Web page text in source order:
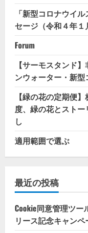
「新型コロナウイ
セージ（令和４年１
Forum
【サーモスタンド
ンウォーター・新
【緑の花の定期便
度、緑の花とスト
し
適用範囲で選ぶ
最近の投稿
Cookie同意管理ツー
リース記念キャンペ